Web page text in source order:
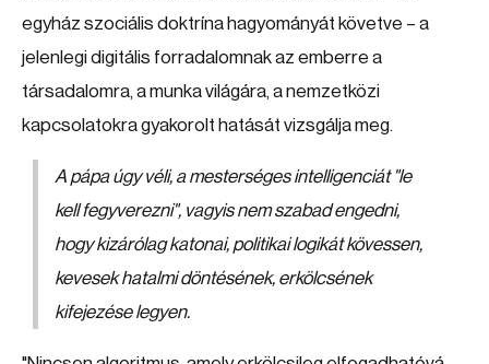
egyház szociális doktrína hagyományát követve – a
jelenlegi digitális forradalomnak az emberre a
társadalomra, a munka világára, a nemzetközi
kapcsolatokra gyakorolt hatását vizsgálja meg.
A pápa úgy véli, a mesterséges intelligenciát "le
kell fegyverezni", vagyis nem szabad engedni,
hogy kizárólag katonai, politikai logikát kövessen,
kevesek hatalmi döntésének, erkölcsének
kifejezése legyen.